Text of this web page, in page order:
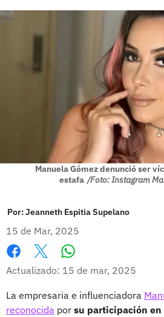
Manuela Gómez denunció ser
estafa /Foto: Instagram
Por:Jeanneth Espitia Supelano
15 de Mar, 2025
Facebook
X
Actualizado: 15 de mar, 2025
La empresaria e influenciadora
reconocida por su participación